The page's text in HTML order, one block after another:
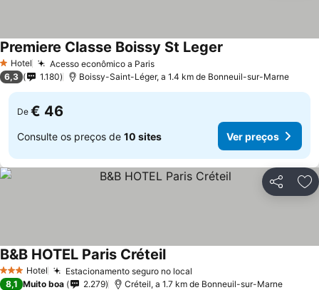
1 Estrelas
Hotel Acesso econômico a ParisVer preços
Premiere Classe Boissy St Leger
6,3 1.180 Boissy-Saint-Léger, a 1.4 km de Bonneuil-sur-Marne
De € 46
Consulte os preços de 10 sites Ver preços
Partilhar
3 EstrelasHotel Estacionamento seguro no local
B&B HOTEL Paris CréteilVer preços
8,1 Muito boa 2.279 Créteil, a 1.7 km de Bonneuil-sur-Marne